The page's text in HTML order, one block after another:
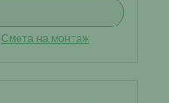
Смета на монтаж